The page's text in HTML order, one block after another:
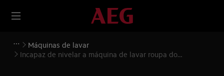
Máquinas de lavar
Incapaz de nivelar a máquina de lavar roupa do